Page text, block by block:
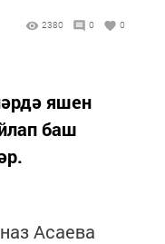
2380 0 0
яшен
баш
Асаева